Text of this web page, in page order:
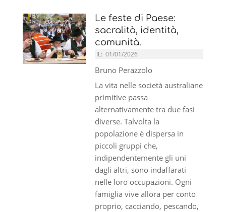
Le feste di Paese:
sacralità, identità,
comunità.
IL: 01/01/2026
Bruno Perazzolo
La vita nelle società australiane
primitive passa
alternativamente tra due fasi
diverse. Talvolta la
popolazione è dispersa in
piccoli gruppi che,
indipendentemente gli uni
dagli altri, sono indaffarati
nelle loro occupazioni. Ogni
famiglia vive allora per conto
proprio, cacciando, pescando,